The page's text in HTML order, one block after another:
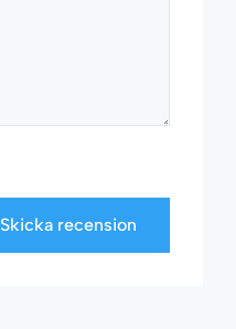
Skicka recension